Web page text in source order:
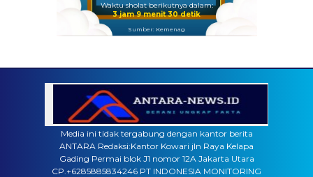
Waktu sholat berikutnya dalam:
3 jam 9 menit 29 detik
Sumber: Kemenag
Media ini tidak tergabung dengan kantor berita
ANTARA Redaksi:Kantor Kowari jln Raya Kelapa
Gading Permai blok J1 nomor 12A Jakarta Utara
CP.+6285885834246 PT INDONESIA MONITORING